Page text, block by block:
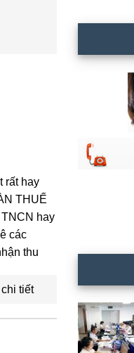
rất hay
THUẾ
hay
các
thu
tiết